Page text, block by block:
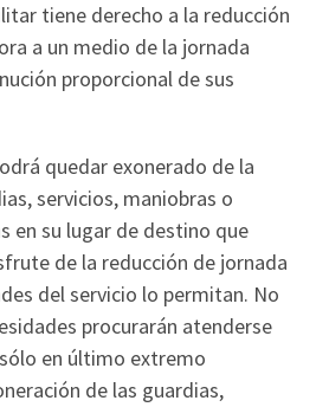
tiene derecho a la reducción
a un medio de la jornada
proporcional de sus
quedar exonerado de la
servicios, maniobras o
en su lugar de destino que
de la reducción de jornada
del servicio lo permitan. No
procurarán atenderse
en último extremo
de las guardias,